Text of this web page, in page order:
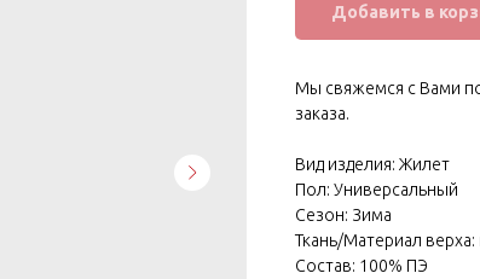
Добавить в
Мы свяжемся с Вами
заказа.
Вид изделия: Жилет
Пол: Универсальный
Сезон: Зима
Ткань/Материал
Состав: 100% ПЭ